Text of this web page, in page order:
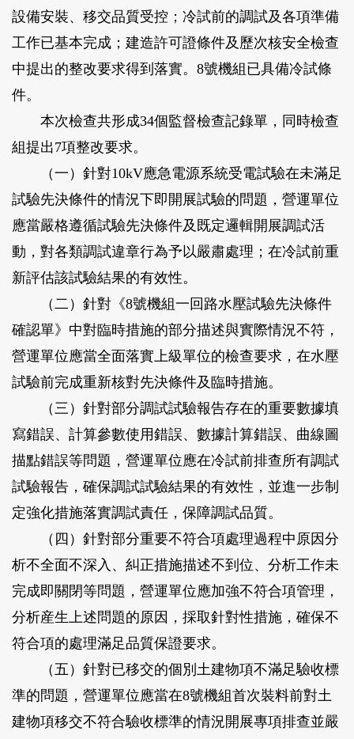
設備安裝、移交品質受控；冷試前的調試及各項準備
工作已基本完成；建造許可證條件及歷次核安全檢查
中提出的整改要求得到落實。8號機組已具備冷試條
件。
本次檢查共形成34個監督檢查記錄單，同時檢查
組提出7項整改要求。
（一）針對10kV應急電源系統受電試驗在未滿足
試驗先決條件的情況下即開展試驗的問題，營運單位
應當嚴格遵循試驗先決條件及既定邏輯開展調試活
動，對各類調試違章行為予以嚴肅處理；在冷試前重
新評估該試驗結果的有效性。
（二）針對《8號機組一回路水壓試驗先決條件
確認單》中對臨時措施的部分描述與實際情況不符，
營運單位應當全面落實上級單位的檢查要求，在水壓
試驗前完成重新核對先決條件及臨時措施。
（三）針對部分調試試驗報告存在的重要數據填
寫錯誤、計算參數使用錯誤、數據計算錯誤、曲線圖
描點錯誤等問題，營運單位應在冷試前排查所有調試
試驗報告，確保調試試驗結果的有效性，並進一步制
定強化措施落實調試責任，保障調試品質。
（四）針對部分重要不符合項處理過程中原因分
析不全面不深入、糾正措施描述不到位、分析工作未
完成即關閉等問題，營運單位應加強不符合項管理，
分析産生上述問題的原因，採取針對性措施，確保不
符合項的處理滿足品質保證要求。
（五）針對已移交的個別土建物項不滿足驗收標
準的問題，營運單位應當在8號機組首次裝料前對土
建物項移交不符合驗收標準的情況開展專項排查並嚴